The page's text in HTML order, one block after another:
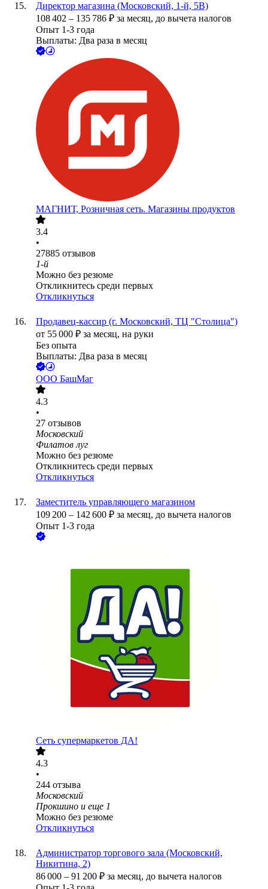
Директор магазина (Московский, 1-й, 5В)
108 402 – 135 786 ₽ за месяц, до вычета налогов
Опыт 1-3 года
Выплаты: Два раза в месяц
МАГНИТ, Розничная сеть. Магазины продуктов
3.4
•
27885 отзывов
1-й
Можно без резюме
Откликнитесь среди первых
Откликнуться
Продавец-кассир (г. Московский, ТЦ "Столица")
от 55 000 ₽ за месяц, на руки
Без опыта
Выплаты: Два раза в месяц
ООО БашМаг
4.3
•
27 отзывов
Московский
Филатов луг
Можно без резюме
Откликнитесь среди первых
Откликнуться
Заместитель управляющего магазином
109 200 – 142 600 ₽ за месяц, до вычета налогов
Опыт 1-3 года
Сеть супермаркетов ДА!
4.3
•
244 отзыва
Московский
Прокшино и еще 1
Можно без резюме
Откликнуться
Администратор торгового зала (Московский,
Никитина, 2)
86 000 – 91 200 ₽ за месяц, до вычета налогов